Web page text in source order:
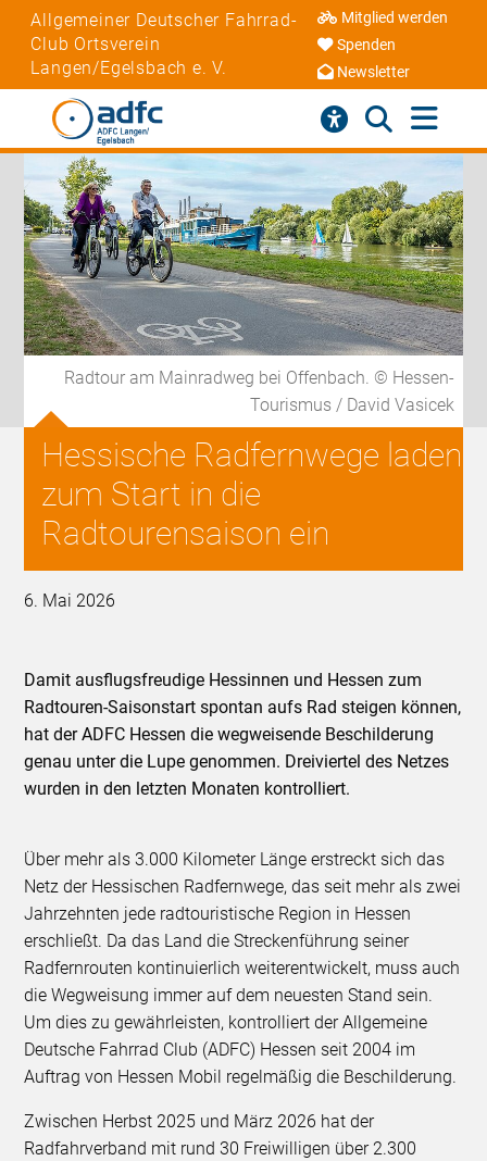
Allgemeiner Deutscher Fahrrad-
Club Ortsverein
Langen/Egelsbach e. V.
Mitglied werden
Spenden
Newsletter
Radtour am Mainradweg bei Offenbach. © Hessen-
Tourismus / David Vasicek
Hessische Radfernwege laden
zum Start in die
Radtourensaison ein
6. Mai 2026
Damit ausflugsfreudige Hessinnen und Hessen zum
Radtouren-Saisonstart spontan aufs Rad steigen können,
hat der ADFC Hessen die wegweisende Beschilderung
genau unter die Lupe genommen. Dreiviertel des Netzes
wurden in den letzten Monaten kontrolliert.
Über mehr als 3.000 Kilometer Länge erstreckt sich das
Netz der Hessischen Radfernwege, das seit mehr als zwei
Jahrzehnten jede radtouristische Region in Hessen
erschließt. Da das Land die Streckenführung seiner
Radfernrouten kontinuierlich weiterentwickelt, muss auch
die Wegweisung immer auf dem neuesten Stand sein.
Um dies zu gewährleisten, kontrolliert der Allgemeine
Deutsche Fahrrad Club (ADFC) Hessen seit 2004 im
Auftrag von Hessen Mobil regelmäßig die Beschilderung.
Zwischen Herbst 2025 und März 2026 hat der
Radfahrverband mit rund 30 Freiwilligen über 2.300